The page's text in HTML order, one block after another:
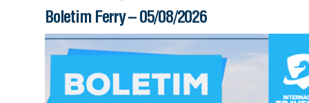
Boletim Ferry – 05/08/2026